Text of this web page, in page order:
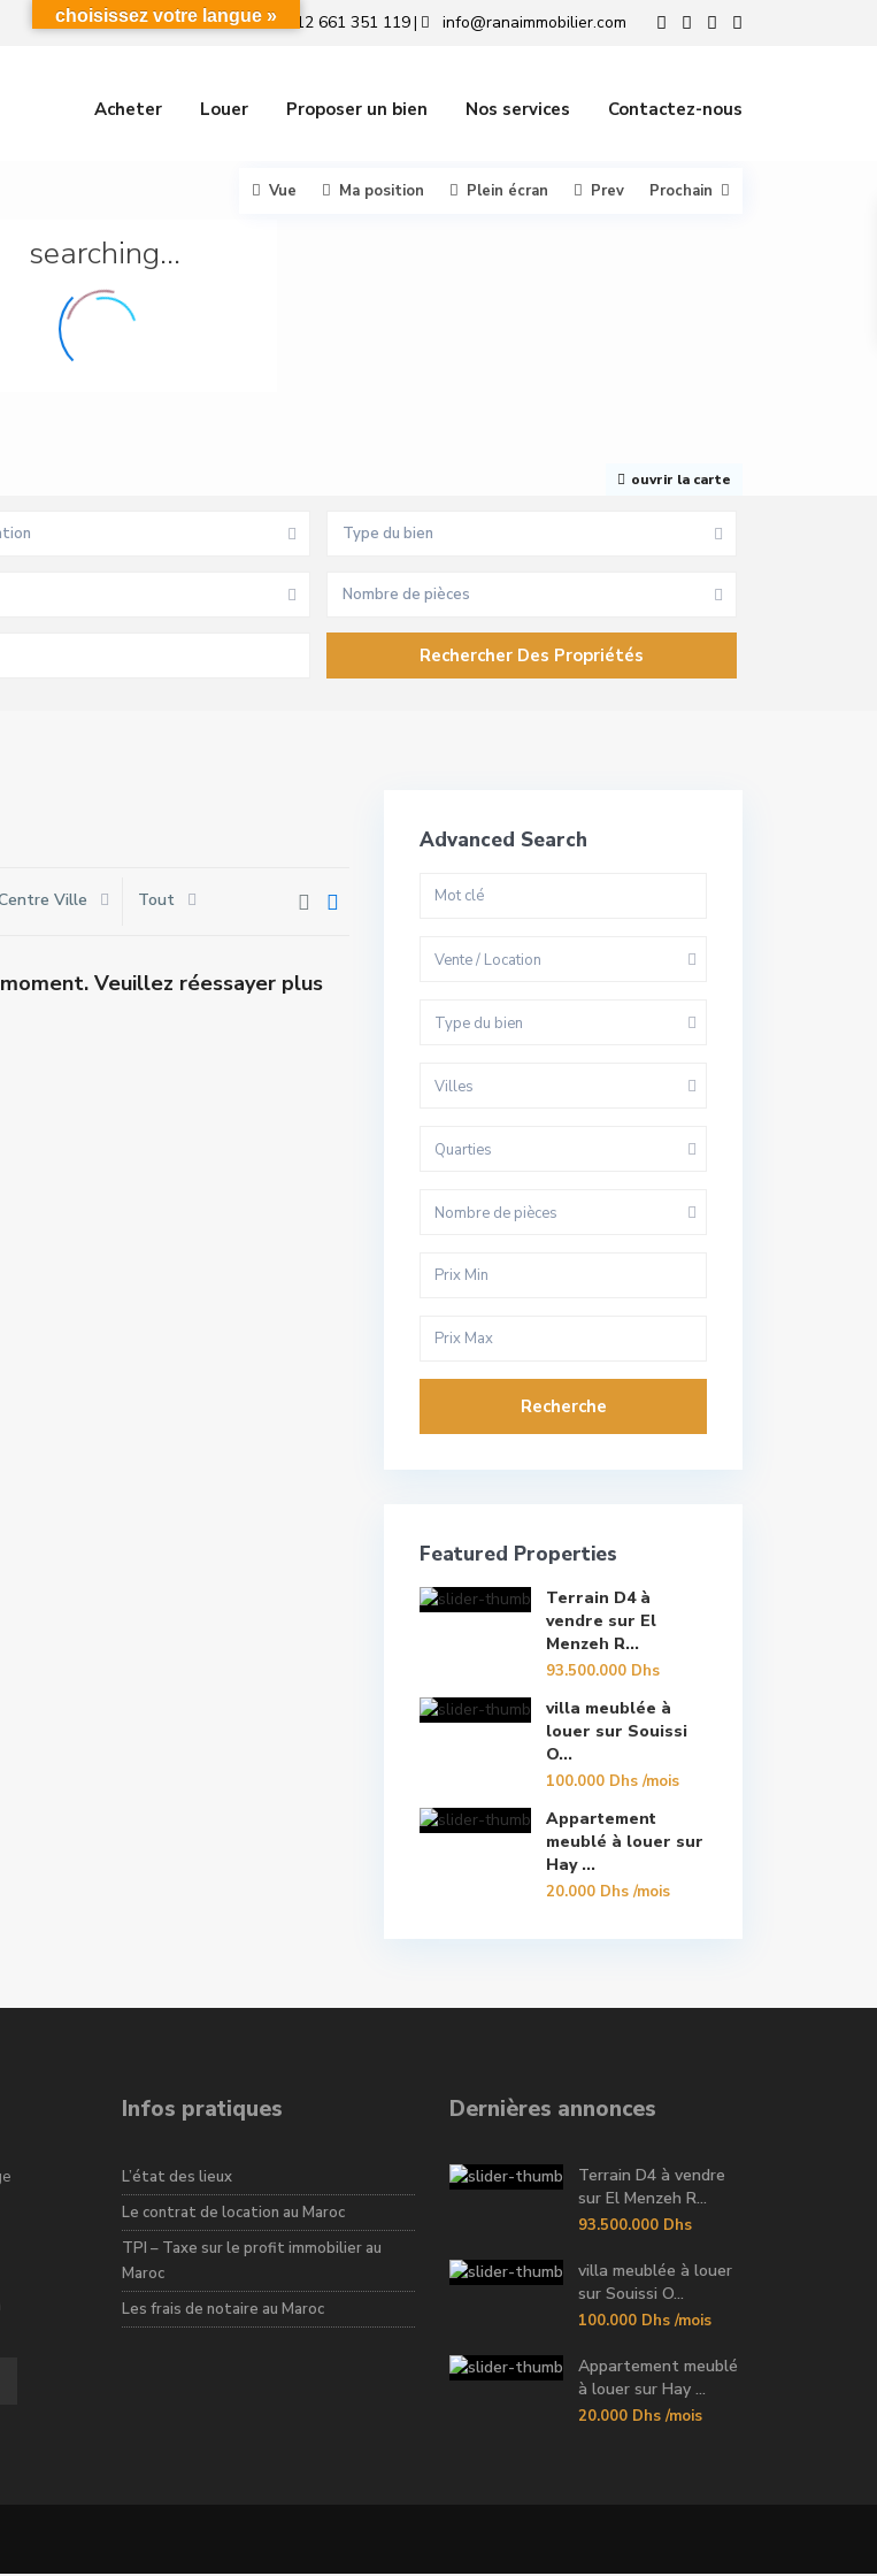
+212 661 351 119| info@ranaimmobilier.com
Acheter Louer Proposer un bien Nos services Contactez-nous
searching...
ouvrir la carte
Vue Ma position Plein écran Prev Prochain
Type du bien
Nombre de pièces
Ville Tout
Veuillez réessayer plus
Advanced Search
Vente / Location
Type du bien
Villes
Quarties
Nombre de pièces
Recherche
Featured Properties
Terrain D4 à
vendre sur El
Menzeh R...
93.500.000 Dhs
villa meublée à
louer sur Souissi
O...
100.000 Dhs/mois
Appartement
meublé à louer sur
Hay ...
20.000 Dhs/mois
Infos pratiques
L’état des lieux
Le contrat de location au Maroc
TPI – Taxe sur le profit immobilier au
Maroc
Les frais de notaire au Maroc
Dernières annonces
Terrain D4 à vendre
sur El Menzeh R...
93.500.000 Dhs
villa meublée à louer
sur Souissi O...
100.000 Dhs /mois
Appartement meublé
à louer sur Hay ...
20.000 Dhs /mois
choisissez votre langue »